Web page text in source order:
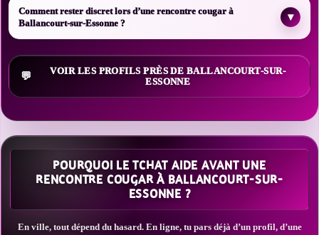
Comment rester discret lors d’une rencontre cougar à
Ballancourt-sur-Essonne ?
▾
VOIR LES PROFILS PRÈS DE BALLANCOURT-SUR-
ESSONNE
POURQUOI LE TCHAT AIDE AVANT UNE
RENCONTRE COUGAR À BALLANCOURT-SUR-
ESSONNE ?
En ville, tout dépend du hasard. En ligne, tu pars déjà d’un profil, d’une